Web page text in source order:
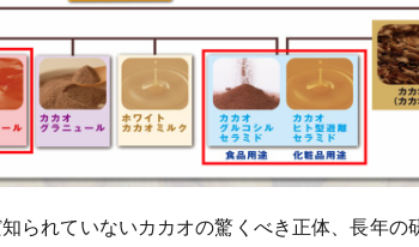
られていないカカオの驚くべき正体、長年